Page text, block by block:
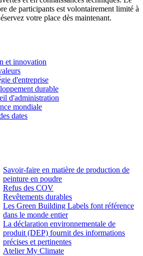
de participants est volontairement limité à
votre place dès maintenant.
et innovation
d'entreprise
durable
d'administration
mondiale
dates
Savoir-faire en matière de production de
peinture en poudre
Refus des COV
Revêtements durables
Les Green Building Labels font référence
dans le monde entier
La déclaration environnementale de
produit (DEP) fournit des informations
précises et pertinentes
Atelier My Climate